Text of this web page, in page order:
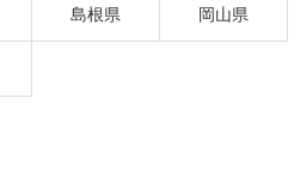
島根県 岡山県